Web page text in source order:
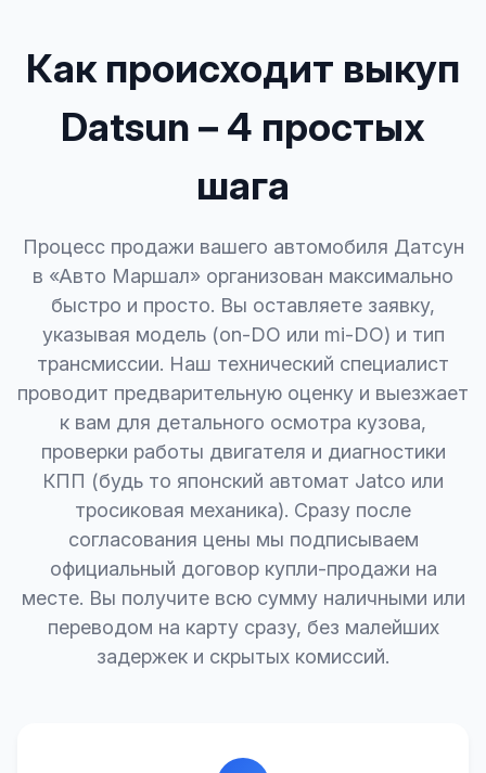
Как происходит выкуп
Datsun – 4 простых
шага
Процесс продажи вашего автомобиля Датсун
в «Авто Маршал» организован максимально
быстро и просто. Вы оставляете заявку,
указывая модель (on-DO или mi-DO) и тип
трансмиссии. Наш технический специалист
проводит предварительную оценку и выезжает
к вам для детального осмотра кузова,
проверки работы двигателя и диагностики
КПП (будь то японский автомат Jatco или
тросиковая механика). Сразу после
согласования цены мы подписываем
официальный договор купли-продажи на
месте. Вы получите всю сумму наличными или
переводом на карту сразу, без малейших
задержек и скрытых комиссий.